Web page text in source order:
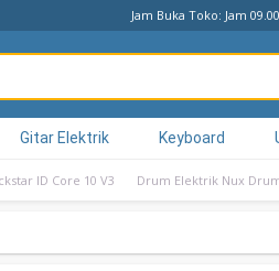
Jam Buka Toko: Jam
Gitar Elektrik Keyboard
ID Core 10 V3 Drum Elektrik Nux